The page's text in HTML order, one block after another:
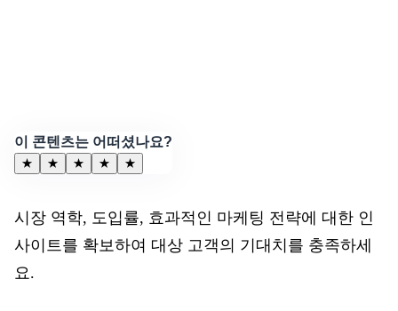
이 콘텐츠는 어떠셨나요?
★ ★ ★ ★ ★
시장 역학, 도입률, 효과적인 마케팅 전략에 대한 인
사이트를 확보하여 대상 고객의 기대치를 충족하세
요.